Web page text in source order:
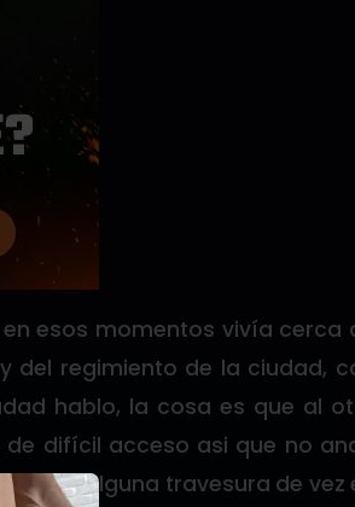
esos momentos vivía cerca
del regimiento de la ciudad,
hablo, la cosa es que al
difícil acceso asi que no
hacer alguna travesura de vez